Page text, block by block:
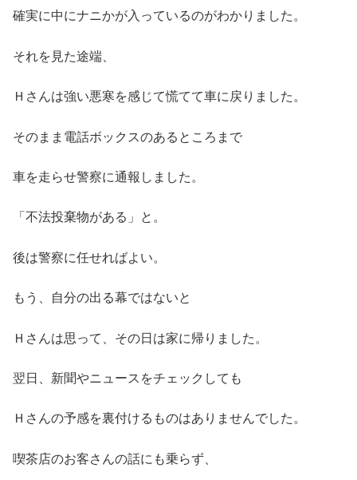
確実に中にナニかが入っているのがわかりました。
それを見た途端、
Ｈさんは強い悪寒を感じて慌てて車に戻りました。
そのまま電話ボックスのあるところまで
車を走らせ警察に通報しました。
「不法投棄物がある」と。
後は警察に任せればよい。
もう、自分の出る幕ではないと
Ｈさんは思って、その日は家に帰りました。
翌日、新聞やニュースをチェックしても
Ｈさんの予感を裏付けるものはありませんでした。
喫茶店のお客さんの話にも乗らず、